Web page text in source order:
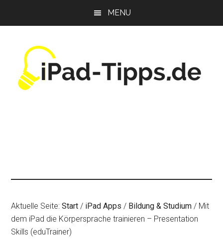
MENU
Aktuelle Seite:Start / iPad Apps / Bildung & Studium / Mit
dem iPad die Körpersprache trainieren – Presentation
Skills (eduTrainer)